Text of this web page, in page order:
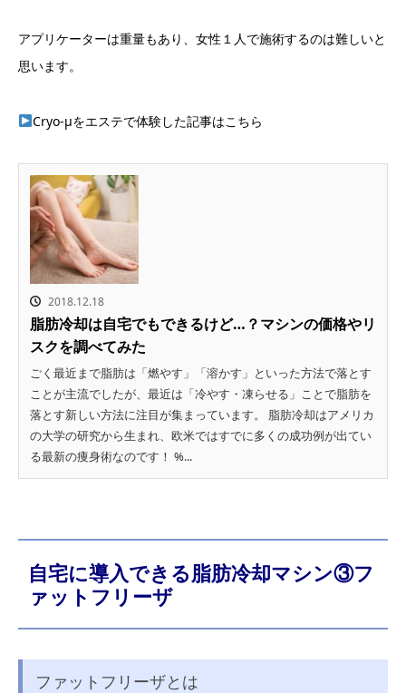
アプリケーターは重量もあり、女性１人で施術するのは難しいと
思います。
Cryo-μをエステで体験した記事はこちら
2018.12.18
脂肪冷却は自宅でもできるけど…？マシンの価格やリ
スクを調べてみた
ごく最近まで脂肪は「燃やす」「溶かす」といった方法で落とす
ことが主流でしたが、最近は「冷やす・凍らせる」ことで脂肪を
落とす新しい方法に注目が集まっています。 脂肪冷却はアメリカ
の大学の研究から生まれ、欧米ではすでに多くの成功例が出てい
る最新の痩身術なのです！ %...
自宅に導入できる脂肪冷却マシン③フ
ァットフリーザ
ファットフリーザとは